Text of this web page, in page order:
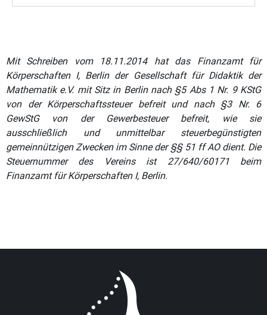
Mit Schreiben vom 18.11.2014 hat das Finanzamt für
Körperschaften I, Berlin der Gesellschaft für Didaktik der
Mathematik e.V. mit Sitz in Berlin nach §5 Abs 1 Nr. 9 KStG
von der Körperschaftssteuer befreit und nach §3 Nr. 6
GewStG von der Gewerbesteuer befreit, wie sie
ausschließlich und unmittelbar steuerbegünstigten
gemeinnützigen Zwecken im Sinne der §§ 51 ff AO dient. Die
Steuernummer des Vereins ist 27/640/60171 beim
Finanzamt für Körperschaften I, Berlin.